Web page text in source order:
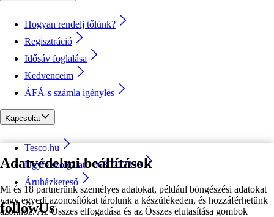
Adatvédelmi beállítások
Mi és 18 partnerünk személyes adatokat, például böngészési adatokat
vagy egyedi azonosítókat tárolunk a készülékeden, és hozzáférhetünk
azokhoz. Az Összes elfogadása és az Összes elutasítása gombok
Hogyan rendelj tőlünk?
Regisztráció
Idősáv foglalása
Kedvenceim
ÁFÁ-s számla igénylés
Kapcsolat
Tesco.hu
Ügyfélszolgálat - 0680222333
Áruházkereső
followUs